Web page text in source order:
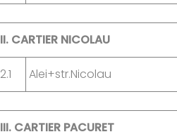
II. CARTIER NICOLAU
2.1 Alei+str.Nicolau
III. CARTIER PACURET